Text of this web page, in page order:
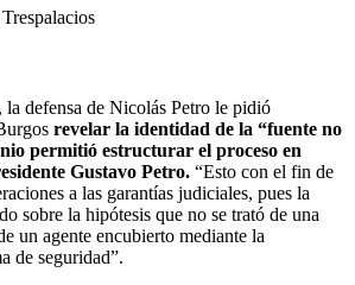
la defensa de Nicolás Petro le pidió
revelar la identidad de la “fuente no
permitió estructurar el proceso en
Gustavo Petro. “Esto con el fin de
a las garantías judiciales, pues la
sobre la hipótesis que no se trató de una
un agente encubierto mediante la
de seguridad”.